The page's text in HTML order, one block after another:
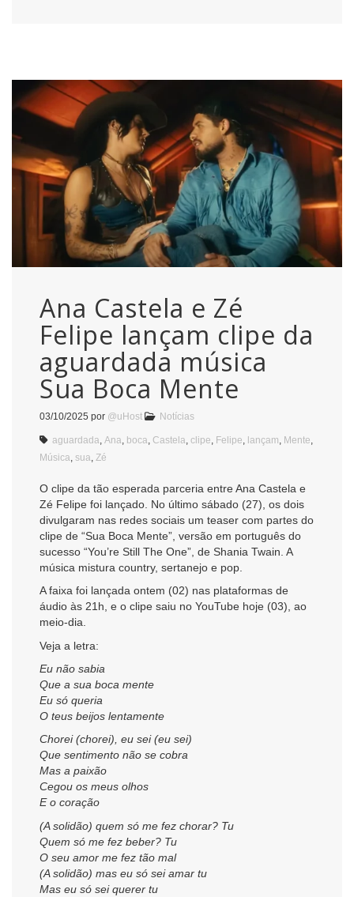
Ana Castela e Zé
Felipe lançam clipe da
aguardada música
Sua Boca Mente
03/10/2025 por @uHost Notícias
aguardada Ana boca Castela clipe Felipe lançam Mente
Música sua Zé
O clipe da tão esperada parceria entre Ana Castela e
Zé Felipe foi lançado. No último sábado (27), os dois
divulgaram nas redes sociais um teaser com partes do
clipe de “Sua Boca Mente”, versão em português do
sucesso “You’re Still The One”, de Shania Twain. A
música mistura country, sertanejo e pop.
A faixa foi lançada ontem (02) nas plataformas de
áudio às 21h, e o clipe saiu no YouTube hoje (03), ao
meio-dia.
Veja a letra:
Eu não sabia
Que a sua boca mente
Eu só queria
O teus beijos lentamente
Chorei (chorei), eu sei (eu sei)
Que sentimento não se cobra
Mas a paixão
Cegou os meus olhos
E o coração
(A solidão) quem só me fez chorar? Tu
Quem só me fez beber? Tu
O seu amor me fez tão mal
(A solidão) mas eu só sei amar tu
Mas eu só sei querer tu